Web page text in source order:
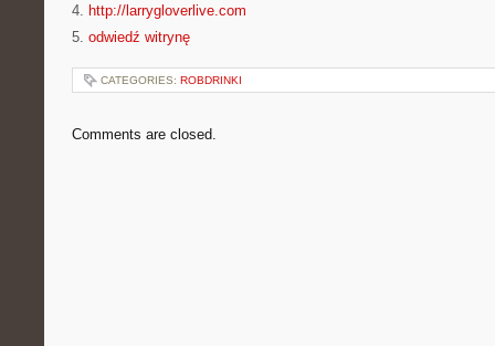
4. http://larrygloverlive.com
5. odwiedź witrynę
CATEGORIES: ROBDRINKI
Comments are closed.